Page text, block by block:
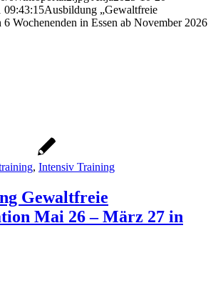
09:43:15Ausbildung „Gewaltfreie
Wochenenden in Essen ab November 2026
, Intensiv Training
Gewaltfreie
Mai 26 – März 27 in